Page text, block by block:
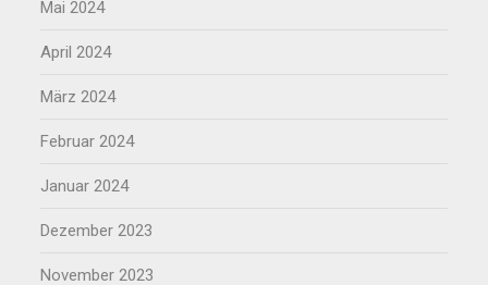
Mai 2024
April 2024
März 2024
Februar 2024
Januar 2024
Dezember 2023
November 2023